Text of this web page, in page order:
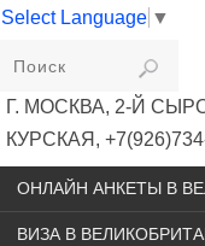
Select Language ▼
VIKIVISA
Г. МОСКВА, 2-Й
КУРСКАЯ,
VISA@VIKIVISA.RU
ОНЛАЙН АНКЕТЫ В
ВИЗА В